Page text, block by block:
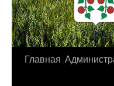
Главная